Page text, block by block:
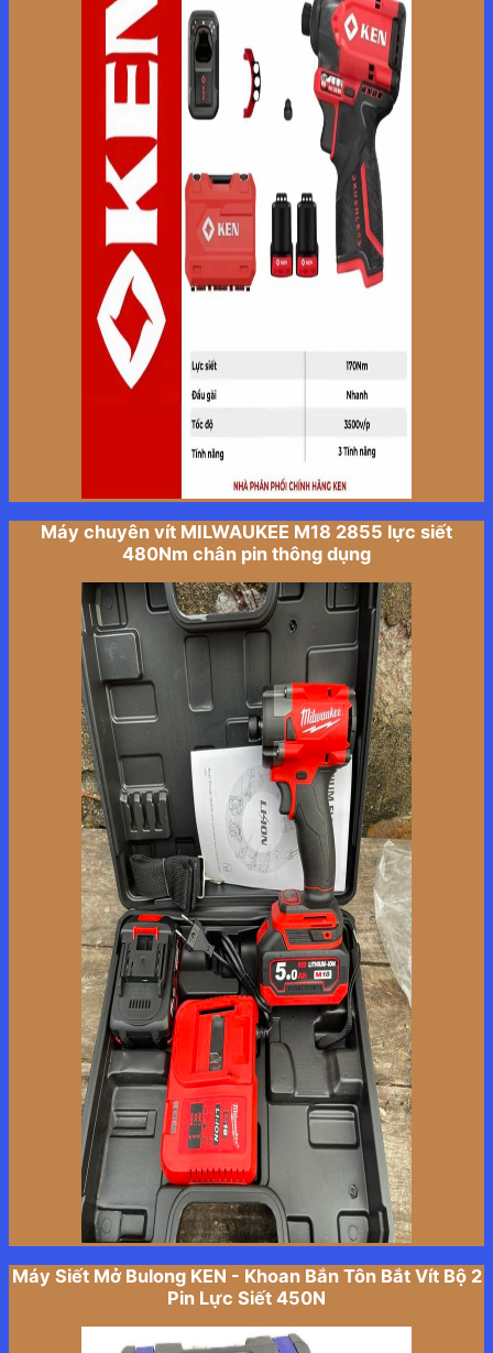
Máy chuyên vít MILWAUKEE M18 2855 lực siết
480Nm chân pin thông dụng
Máy Siết Mở Bulong KEN - Khoan Bắn Tôn Bắt Vít Bộ 2
Pin Lực Siết 450N